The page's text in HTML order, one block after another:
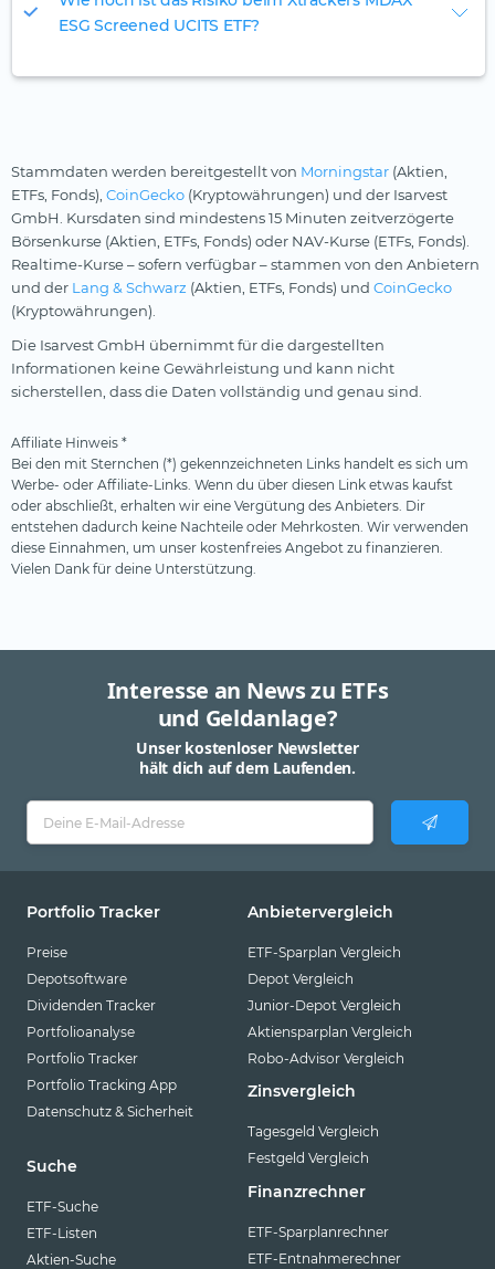
ESG Screened UCITS ETF?
Stammdaten werden bereitgestellt von Morningstar (Aktien,
ETFs, Fonds), CoinGecko (Kryptowährungen) und der Isarvest
GmbH. Kursdaten sind mindestens 15 Minuten zeitverzögerte
Börsenkurse (Aktien, ETFs, Fonds) oder NAV-Kurse (ETFs, Fonds).
Realtime-Kurse – sofern verfügbar – stammen von den Anbietern
und der Lang & Schwarz (Aktien, ETFs, Fonds) und CoinGecko
(Kryptowährungen).
Die Isarvest GmbH übernimmt für die dargestellten
Informationen keine Gewährleistung und kann nicht
sicherstellen, dass die Daten vollständig und genau sind.
Affiliate Hinweis *
Bei den mit Sternchen (*) gekennzeichneten Links handelt es sich um
Werbe- oder Affiliate-Links. Wenn du über diesen Link etwas kaufst
oder abschließt, erhalten wir eine Vergütung des Anbieters. Dir
entstehen dadurch keine Nachteile oder Mehrkosten. Wir verwenden
diese Einnahmen, um unser kostenfreies Angebot zu finanzieren.
Vielen Dank für deine Unterstützung.
Interesse an News zu ETFs
und Geldanlage?
Unser kostenloser Newsletter
hält dich auf dem Laufenden.
Portfolio Tracker
Preise
Depotsoftware
Dividenden Tracker
Portfolioanalyse
Portfolio Tracker
Portfolio Tracking App
Datenschutz & Sicherheit
Suche
ETF-Suche
ETF-Listen
Aktien-Suche
Anbietervergleich
ETF-Sparplan Vergleich
Depot Vergleich
Junior-Depot Vergleich
Aktiensparplan Vergleich
Robo-Advisor Vergleich
Zinsvergleich
Tagesgeld Vergleich
Festgeld Vergleich
Finanzrechner
ETF-Sparplanrechner
ETF-Entnahmerechner